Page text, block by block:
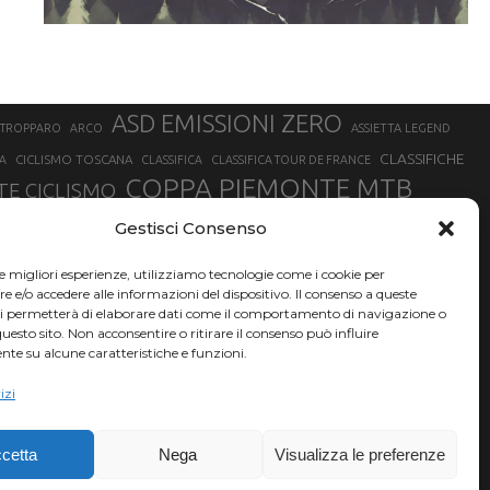
Gestisci Consenso
migliori esperienze, utilizziamo tecnologie come i cookie per
e/o accedere alle informazioni del dispositivo. Il consenso a queste
permetterà di elaborare dati come il comportamento di navigazione o
sito. Non acconsentire o ritirare il consenso può influire
su alcune caratteristiche e funzioni.
Nega Visualizza le preferenze
ARCO ASD EMISSIONI ZERO ASSIETTA LEGEND
CICLISMO TOSCANA CLASSIFICA CLASSIFICA TOUR DE FRANCE CLASSIFICHE
CICLISMO COPPA PIEMONTE MTB
FABIO ARU FIAB FINALE LIGURE
HERVÉ BARMASSE INSUBRIA BIKE FESTIVAL
LUCA BRAIDOT MARATHON BIKE DELLA BRIANZA
MATHIEU VAN DER POEL
TRIATHLON OLIMPICO